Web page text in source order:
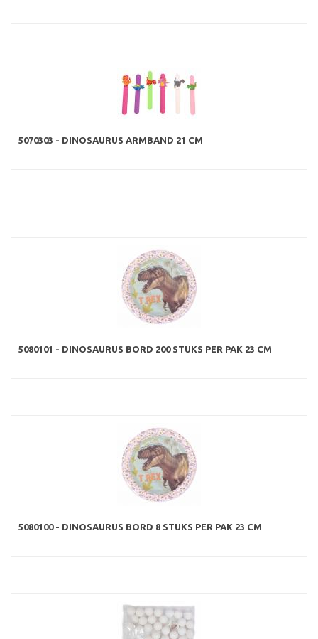
5070303 - DINOSAURUS ARMBAND 21 CM
5080101 - DINOSAURUS BORD 200 STUKS PER PAK 23 CM
5080100 - DINOSAURUS BORD 8 STUKS PER PAK 23 CM